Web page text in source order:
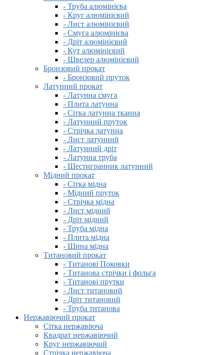
- Труба алюмінієва
- Круг алюмінієвий
- Лист алюмінієвий
- Смуга алюмінієва
- Дріт алюмінієвий
- Кут алюмінієвий
- Швелер алюмінієвий
Бронзовий прокат
- Бронзовий пруток
Латунний прокат
- Латунна смуга
- Плита латунна
- Сітка латунна тканна
- Латунний пруток
- Стрічка латунна
- Лист латунний
- Латунний дріт
- Латунна труба
- Шестигранник латунний
Мідний прокат
- Сітка мідна
- Мідний пруток
- Стрічка мідна
- Лист мідний
- Дріт мідний
- Труба мідна
- Плита мідна
- Шина мідна
Титановий прокат
- Титанові Поковки
- Титанова стрічки і фольга
- Титанові прутки
- Лист титановий
- Дріт титановий
- Труба титанова
Нержавіючий прокат
Сітка нержавіюча
Квадрат нержавіючий
Круг нержавіючий
Стрічка нержавіюча